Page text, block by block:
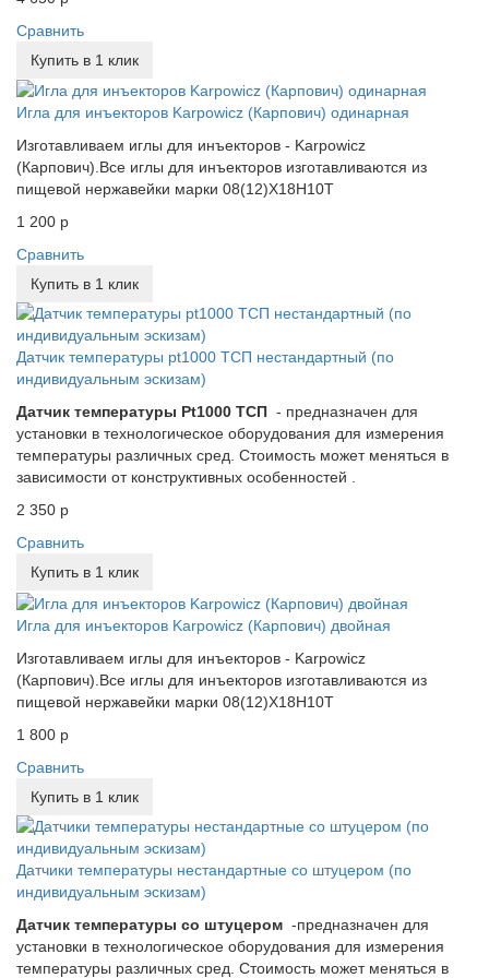
Сравнить
Купить в 1 клик
Игла для инъекторов Karpowicz (Карпович) одинарная
Изготавливаем иглы для инъекторов - Karpowicz
(Карпович).Все иглы для инъекторов изготавливаются из
пищевой нержавейки марки 08(12)Х18Н10Т
1 200 р
Сравнить
Купить в 1 клик
Датчик температуры pt1000 ТСП нестандартный (по
индивидуальным эскизам)
Датчик температуры Pt1000 ТСП - предназначен для
установки в технологическое оборудования для измерения
температуры различных сред. Стоимость может меняться в
зависимости от конструктивных особенностей .
2 350 р
Сравнить
Купить в 1 клик
Игла для инъекторов Karpowicz (Карпович) двойная
Изготавливаем иглы для инъекторов - Karpowicz
(Карпович).Все иглы для инъекторов изготавливаются из
пищевой нержавейки марки 08(12)Х18Н10Т
1 800 р
Сравнить
Купить в 1 клик
Датчики температуры нестандартные со штуцером (по
индивидуальным эскизам)
Датчик температуры со штуцером -предназначен для
установки в технологическое оборудования для измерения
температуры различных сред. Стоимость может меняться в